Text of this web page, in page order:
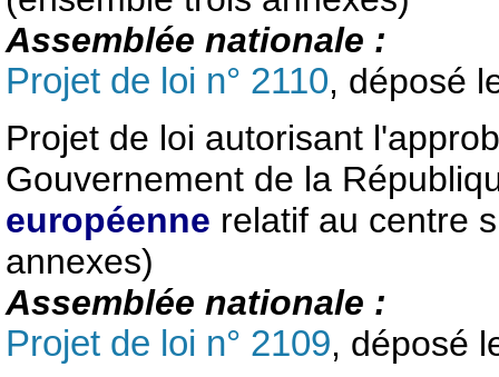
Assemblée nationale :
Projet de loi n° 2110, déposé
Projet de loi autorisant
Gouvernement de la
européenne relatif au centre
annexes)
Assemblée nationale :
Projet de loi n° 2109, déposé